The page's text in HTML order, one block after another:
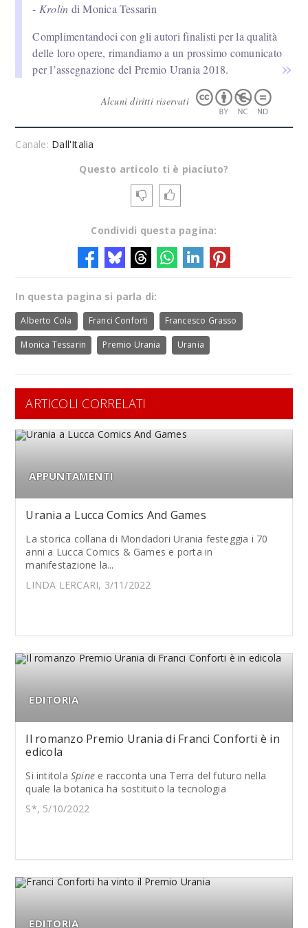
- Krolin di Monica Tessarin
Complimentandoci con gli autori finalisti per la qualità
delle loro opere, rimandiamo a un prossimo comunicato
per l’assegnazione del Premio Urania 2018.
Alcuni diritti riservati
Canale: Dall'Italia
Questo articolo ti è piaciuto?
Condividi questa pagina:
In questa pagina si parla di:
Alberto Cola Franci Conforti Francesco Grasso
Monica Tessarin Premio Urania Urania
ARTICOLI CORRELATI
APPUNTAMENTI
Urania a Lucca Comics And Games
La storica collana di Mondadori Urania festeggia i 70
anni a Lucca Comics & Games e porta in
manifestazione la...
LINDA LERCARI, 3/11/2022
EDITORIA
Il romanzo Premio Urania di Franci Conforti è in
edicola
Si intitola Spine e racconta una Terra del futuro nella
quale la botanica ha sostituito la tecnologia
S*, 5/10/2022
EDITORIA